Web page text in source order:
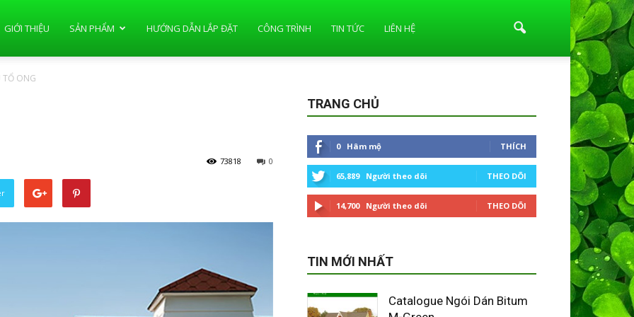
GIỚI THIỆU SẢN PHẨM HƯỚNG DẪN LẮP ĐẶT CÔNG TRÌNH TIN TỨC LIÊN HỆ
TỔ ONG
0
73818
TRANG CHỦ
0 Hâm mộ THÍCH
65,889 Người theo dõi THEO DÕI
14,700 Người theo dõi THEO DÕI
TIN MỚI NHẤT
Catalogue Ngói Dán Bitum